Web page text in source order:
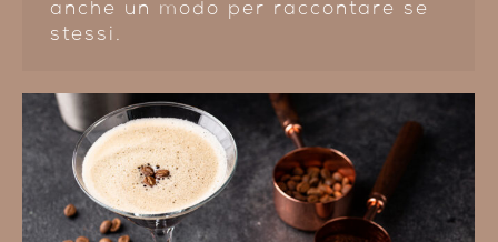
anche un modo per raccontare se
stessi.